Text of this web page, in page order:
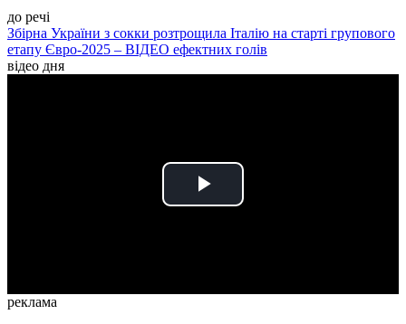
до речі
Збірна України з сокки розтрощила Італію на старті групового
етапу Євро-2025 – ВІДЕО ефектних голів
відео дня
Play
реклама